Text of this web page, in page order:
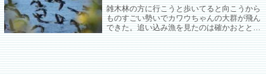
雑木林の方に行こうと歩いてると向こうから
ものすごい勢いでカワウちゃんの大群が飛ん
できた。追い込み漁を見たのは確かおととし